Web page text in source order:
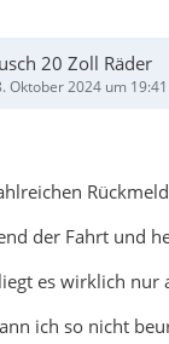
20 Zoll Räder
Oktober 2024 um 19:41
der Fahrt und
es wirklich nur
ich so nicht